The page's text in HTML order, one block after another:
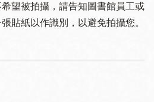
望被拍攝，請告知圖書館員工或
貼紙以作識別，以避免拍攝您。